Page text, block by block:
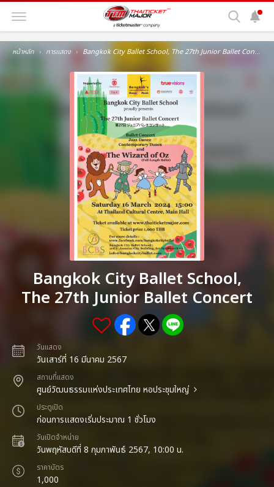
หน้าหลัก การแสดง Bangkok City Ballet School, The 27th Junior Ballet Concert
Bangkok City Ballet School,
The 27th Junior Ballet Concert
วันแสดง
วันเสาร์ที่ 16 มีนาคม 2567
สถานที่แสดง
ศูนย์วัฒนธรรมแห่งประเทศไทย หอประชุมใหญ่
ประตูเปิด
ก่อนการแสดงเริ่มประมาณ 1 ชั่วโมง
วันเปิดจำหน่าย
วันพฤหัสบดีที่ 8 กุมภาพันธ์ 2567, 10:00 น.
ราคาบัตร
1,000